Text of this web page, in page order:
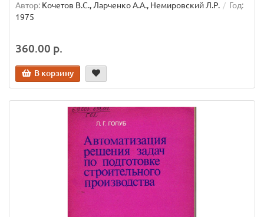
Автор: Кочетов В.С., Ларченко А.А., Немировский Л.Р.
Год:
1975
360.00 р.
В корзину